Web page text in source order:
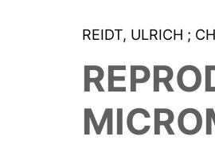
REIDT, ULRICH ;